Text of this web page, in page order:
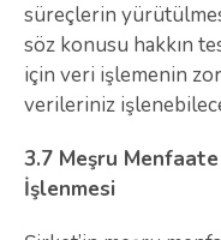
süreçlerin
söz konusu hakkın
için veri işlemenin
verileriniz
3.7 Meşru
İşlenmesi